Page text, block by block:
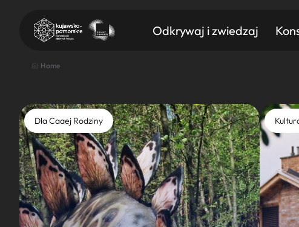
Odkrywaj i zwiedzaj
Znajdź atrakcję
Nazwa atrakcji Miasto
Home
Dla Caaej Rodziny